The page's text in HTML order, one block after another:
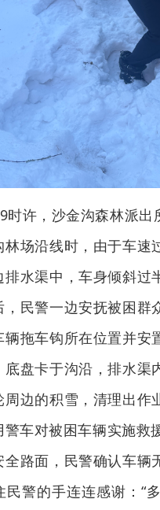
时许，沙金沟森林派
场沿线时，由于车速
排水渠中，车身倾斜
民警一边安抚被困群
拖车钩所在位置并安
底盘卡于沟沿，排水
边的积雪，清理出作
警车对被困车辆实施救
路面，民警确认车辆
民警的手连连感谢：“